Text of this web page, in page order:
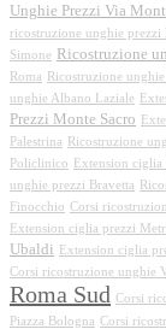
Unghie Prezzi Via
ricostruzione unghie prezzi
Simone
Ricostruzione
Roma
Ricostruzione
unghie Albano Laziale
Prezzi Monte Sacro
Palestrina
Ricostruzione
Policlinico
Extension ciglia
unghie prezzi Bravetta
Finocchio Corsi
Extension ciglia prezzi
Ubaldi
Extension ciglia
Corsi ricostruzione unghie
Roma Sud Corsi
Piazza Bologna Corsi